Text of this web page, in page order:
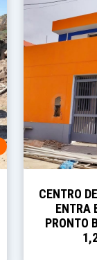
CENTRO
ENTRA
PRONTO